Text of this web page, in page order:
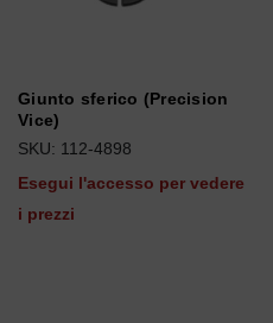
Giunto sferico (Precision
Vice)
SKU: 112-4898
Esegui l'accesso per vedere
i prezzi